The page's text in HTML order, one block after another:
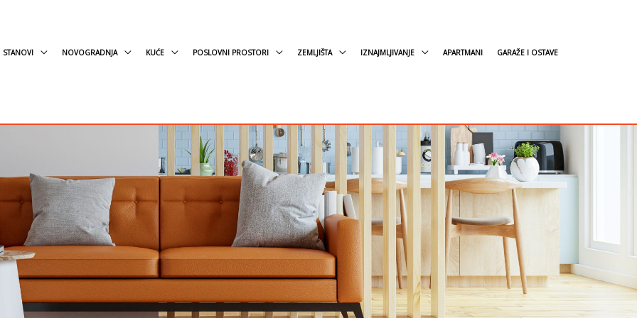
STANOVI NOVOGRADNJA KUĆE POSLOVNI PROSTORI ZEMLJIŠTA IZNAJMLJIVANJE APARTMANI GARAŽE I OSTAVE